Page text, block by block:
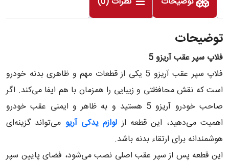
توضیحات
فلاپ سپر عقب آریزو 5
فلاپ سپر عقب آریزو 5 یکی از قطعات مهم و ظاهری بدنه خودرو
است که نقش محافظتی و زیبایی را همزمان با هم ایفا می‌کند. اگر
صاحب خودرو آریزو 5 هستید و به ظاهر و ایمنی عقب خودرو
اهمیت می‌دهید، این قطعه از لوازم یدکی آریو می‌تواند گزینه‌ای
هوشمندانه برای ارتقاء بدنه باشد.
این قطعه پس از سپر عقب اصلی نصب می‌شود، فضای پایین سپر